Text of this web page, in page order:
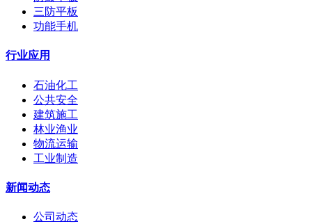
三防平板
功能手机
行业应用
石油化工
公共安全
建筑施工
林业渔业
物流运输
工业制造
新闻动态
公司动态